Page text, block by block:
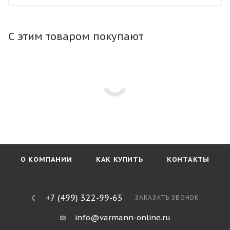
С этим товаром покупают
О КОМПАНИИ КАК КУПИТЬ КОНТАКТЫ
+7 (499) 322-99-65 ЗАКАЗАТЬ ЗВОНОК
info@varmann-online.ru